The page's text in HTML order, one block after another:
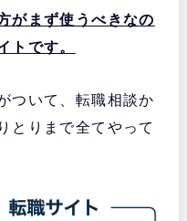
がまず使うべきなの
トです。
ついて、転職相談か
とりまで全てやって